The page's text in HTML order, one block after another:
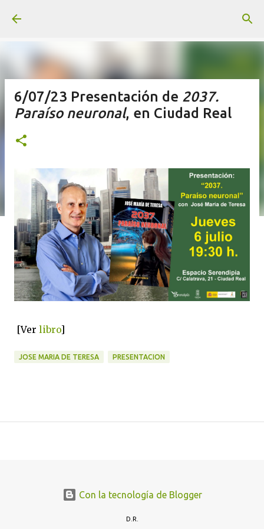
6/07/23 Presentación de 2037.
Paraíso neuronal, en Ciudad Real
[Ver libro]
JOSE MARIA DE TERESA PRESENTACION
Con la tecnología de Blogger
D.R.